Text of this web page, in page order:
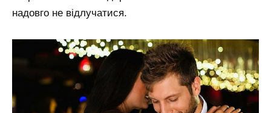
надовго не відлучатися.